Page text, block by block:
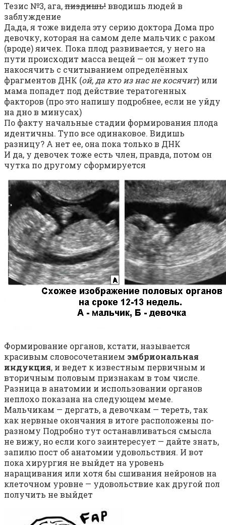
Тезис №3, ага,пиздишь!вводишь людей в
заблуждение
Да,да, я тоже видела эту серию доктора Дома про
девочку, которая на самом деле мальчик с раком
(вроде) яичек. Пока плод развивается, у него на
пути происходит масса вещей — он может тупо
накосячить с считыванием определённых
фрагментов ДНК (ой, да кто из нас не косячит) или
мама попадет под действие тератогенных
факторов (про это напишу подробнее, если не уйду
на дно в минусах)
По факту начальные стадии формирования плода
идентичны. Тупо все одинаковое. Видишь
разницу? А нет ее, она пока только в ДНК
И да, у девочек тоже есть член, правда, потом он
чутка по другому сформируется
Формирование органов, кстати, называется
красивым словосочетанием эмбриональная
индукция, и ведет к известным первичным и
вторичным половым признакам в том числе.
Разница в анатомии и использовании органов
неплохо показана на следующем меме.
Мальчикам — дергать, а девочкам — тереть, так
как нервные окончания в итоге расположены по-
разному Подробно тут останавливаться смысла
не вижу, но если кого заинтересует — дайте знать,
запилю пост об анатомии удовольствия. И вот
пока хирургия не выйдет на уровень
наращивания или хотя бы сшивания нейронов на
клеточном уровне — удовольствие как другой пол
получить не выйдет